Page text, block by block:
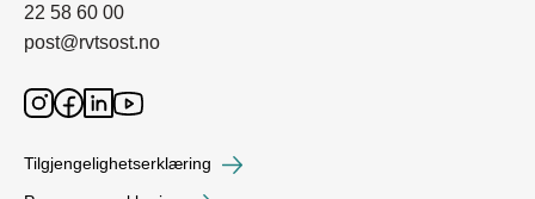
22 58 60 00
post@rvtsost.no
Tilgjengelighetserklæring